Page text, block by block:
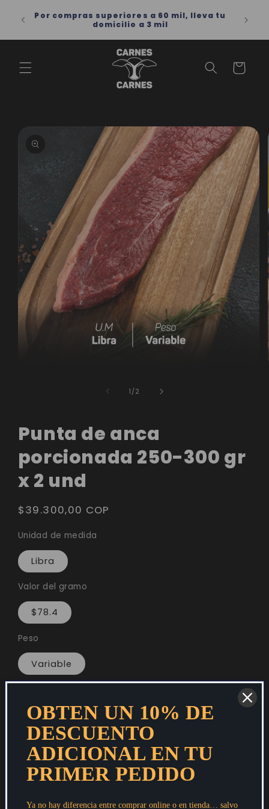
directamente
al contenido
Por compras superiores a 60 mil, lleva tu
domicilio a 3 mil
Carrito
directamente
información
del producto
1
en
una
ventana
modal
1 /de
2
Punta de anca
porcionada 250-300 gr
x 2 und
Precio
$39.300,00 COP
Unidad de medida
Libra
Valor del gramo
$78.4
Peso
Variable
Reducir
cantidad
para
Aumentar
cantidad
para
Agregar al carrito
Comprar ahora
OBTEN UN 10% DE
DESCUENTO
ADICIONAL EN TU
PRIMER PEDIDO
Ya no hay diferencia entre comprar online o en tienda… salvo